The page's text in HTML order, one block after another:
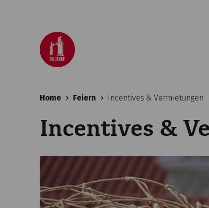
Home Feiern Incentives & Vermietungen
Incentives &